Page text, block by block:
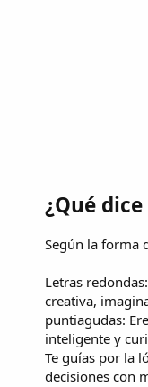
¿Qué
Según la forma
Letras
creativa,
puntiagudas:
inteligente y
Te guías por la
decisiones con